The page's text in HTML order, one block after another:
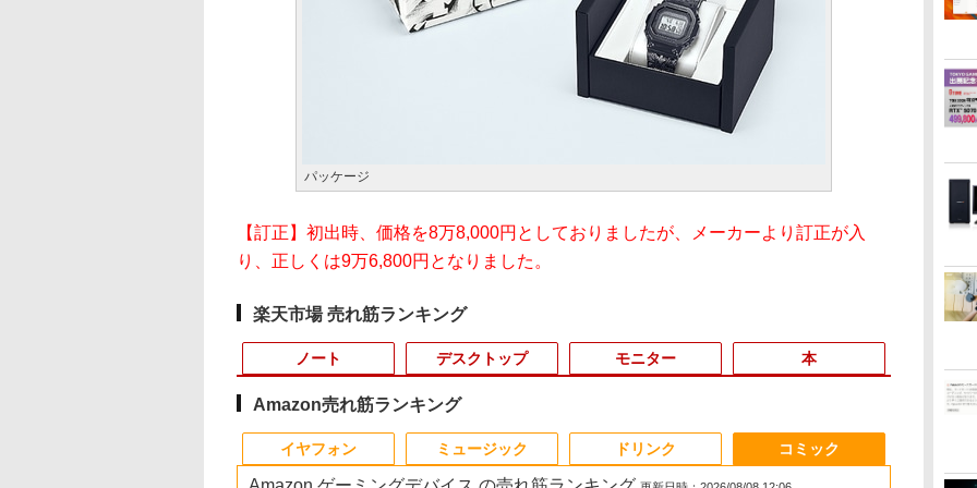
パッケージ
【訂正】初出時、価格を8万8,000円としておりましたが、メーカーより訂正が入
り、正しくは9万6,800円となりました。
楽天市場 売れ筋ランキング
ノート
1 2 3 4
デスクトップ
1 2 3 4
モニター
1 2 3 4
本
1 2 3 4
Amazon売れ筋ランキング
イヤフォン ミュージック ドリンク コミック